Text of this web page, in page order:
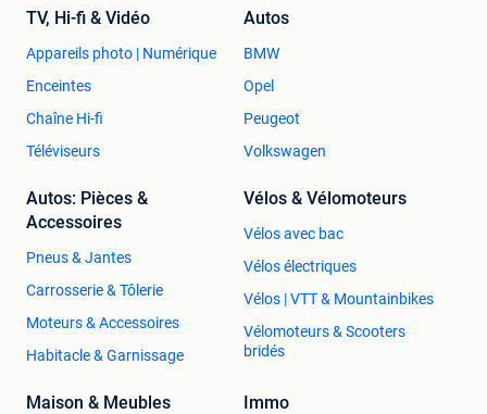
TV, Hi-fi & Vidéo
Appareils photo | Numérique
Enceintes
Chaîne Hi-fi
Téléviseurs
Autos
BMW
Opel
Peugeot
Volkswagen
Autos: Pièces &
Accessoires
Pneus & Jantes
Carrosserie & Tôlerie
Moteurs & Accessoires
Habitacle & Garnissage
Vélos & Vélomoteurs
Vélos avec bac
Vélos électriques
Vélos | VTT & Mountainbikes
Vélomoteurs & Scooters
bridés
Maison & Meubles Immo